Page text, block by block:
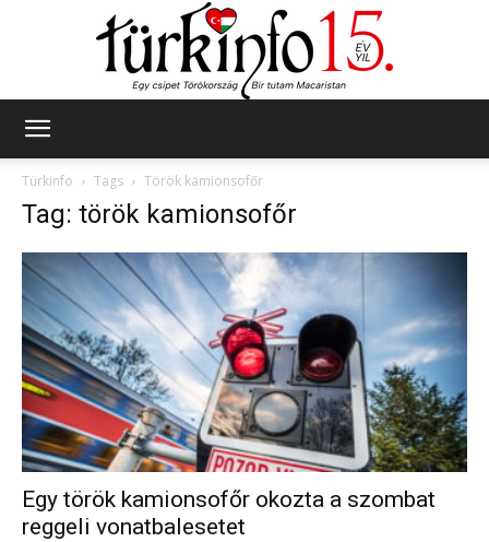
Türkinfo
Tags Török kamionsofőr
Tag: török kamionsofőr
Egy török kamionsofőr okozta a szombat
reggeli vonatbalesetet